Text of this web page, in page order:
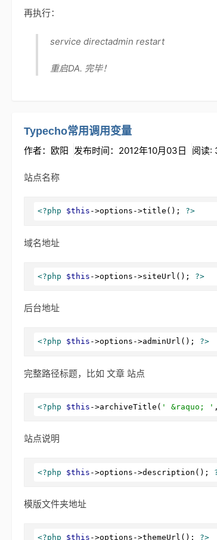
再执行：
service directadmin restart
重启DA. 完毕！
Typecho常用调用变量
作者：欧阳 发布时间：2012年10月03日 阅读:
站点名称
<?php $this ->options->title(); ?>
域名地址
<?php $this ->options->siteUrl(); ?>
后台地址
<?php $this ->options->adminUrl(); ?>
完整路径标题，比如 文章 站点
<?php $this ->archiveTitle( ' &raquo; '
站点说明
<?php $this ->options->description();
模版文件夹地址
<?php $this ->options->themeUrl(); ?>